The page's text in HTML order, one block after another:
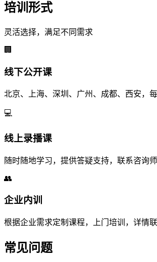
培训形式
灵活选择，满足不同需求
🏢
线下公开课
北京、上海、深圳、广州、成都、西安，
💻
线上录播课
随时随地学习，提供答疑支持，联系咨询
👥
企业内训
根据企业需求定制课程，上门培训，详情
常见问题